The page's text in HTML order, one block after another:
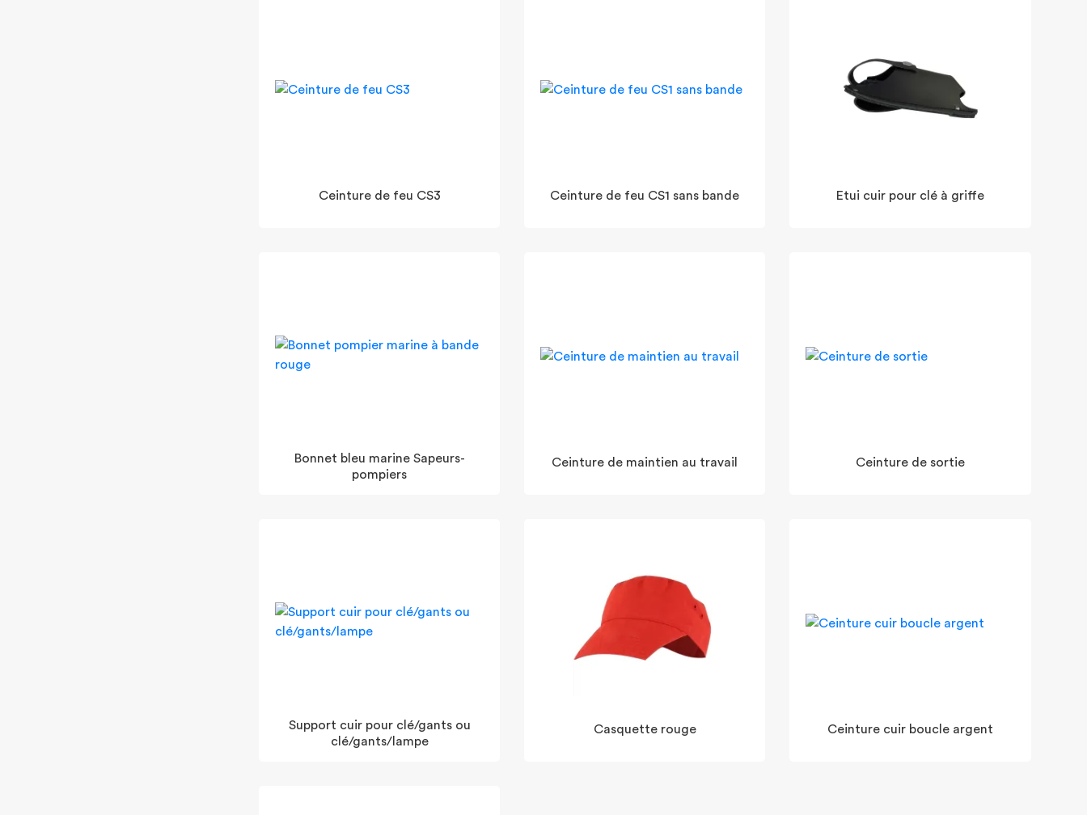
Ceinture de feu CS3 Ceinture de feu CS1 sans bande Etui cuir pour clé à griffe
Bonnet bleu marine Sapeurs-
pompiers
Ceinture de maintien au travail Ceinture de sortie
Support cuir pour clé/gants ou
clé/gants/lampe
Casquette rouge Ceinture cuir boucle argent